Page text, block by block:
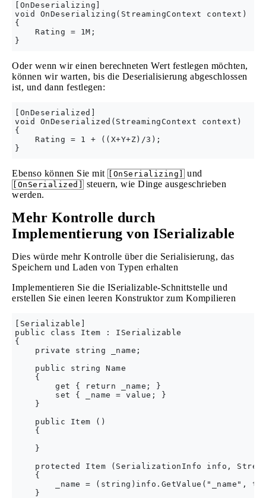
[OnDeserializing]
void OnDeserializing(StreamingContext context)
{
    Rating = 1M;
Oder wenn wir einen berechneten Wert festlegen möchten,
können wir warten, bis die Deserialisierung abgeschlossen
ist, und dann festlegen:
[OnDeserialized]
void OnDeserialized(StreamingContext context)
{
    Rating = 1 + ((X+Y+Z)/3);
Ebenso können Sie mit [OnSerializing] und
[OnSerialized]
steuern, wie Dinge ausgeschrieben
werden.
Mehr Kontrolle durch
Implementierung von ISerializable
Dies würde mehr Kontrolle über die Serialisierung, das
Speichern und Laden von Typen erhalten
Implementieren Sie die ISerializable-Schnittstelle und
erstellen Sie einen leeren Konstruktor zum Kompilieren
[Serializable]
public class Item : ISerializable
{
    private string _name;
    public string Name
    {
        get { return _name; }
        set { _name = value; }
    }
    public Item ()
    {
    }
protected Item (SerializationInfo info,
    {
_name = (string)info.GetValue("_name",
    }